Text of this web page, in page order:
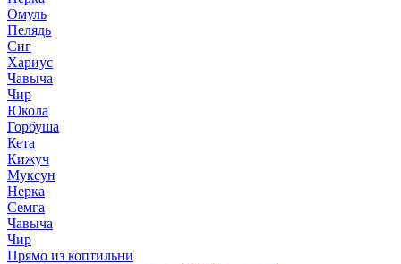
Омуль
Пелядь
Сиг
Хариус
Чавыча
Чир
Юкола
Горбуша
Кета
Кижуч
Муксун
Нерка
Семга
Чавыча
Чир
Прямо из коптильни